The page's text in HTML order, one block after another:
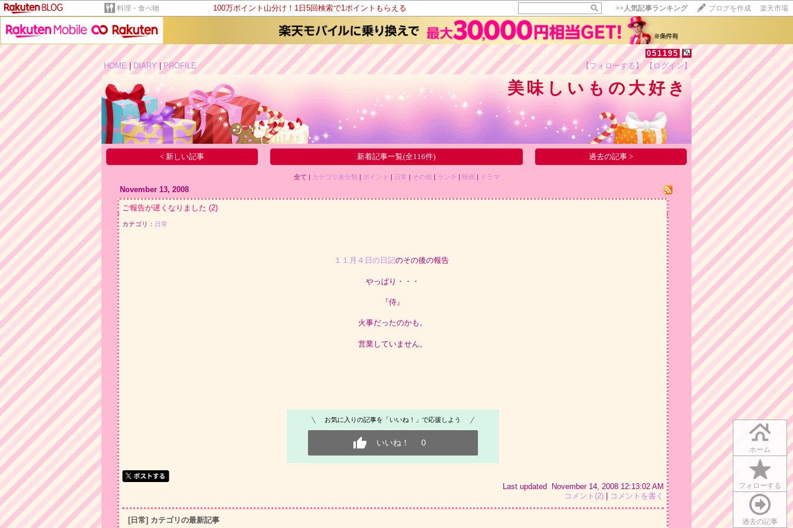
料理・食べ物 100万ポイント山分け！1日5回検索で1ポイントもらえる >>人気記事ランキング ブログを作成 楽天市場
051195
HOME
DIARY PROFILE 【フォローする】 【ログイン】
美味しいもの大好き
ホーム
フォローする
過去の記事
【毎日開催】
15記事にいいね！で1ポイント
10秒滞在
いいね! --
< 新しい記事 新着記事一覧(全116件) 過去の記事 >
全て | カテゴリ未分類 | ポイント | 日常 | その他| ランチ | 映画 | ドラマ
November 13, 2008
ご報告が遅くなりました (2)
カテゴリ： 日常
１１月４日の日記のその後の報告
やっぱり・・・
『侍』
火事だったのかも。
営業していません。
お気に入りの記事を「いいね！」で応援しよう
いいね！ 0
Last updated November 14, 2008 12:13:02 AM
コメント(2)| コメントを書く
[日常] カテゴリの最新記事